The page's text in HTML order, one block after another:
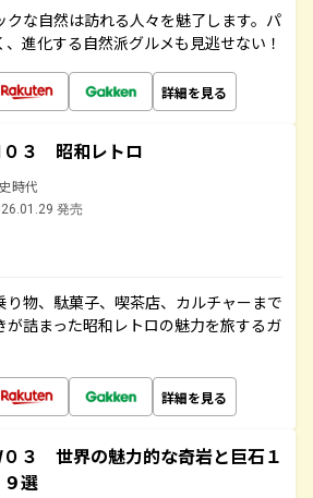
クな自然は訪れる人々を魅了します。パ
進化する自然派グルメも見逃せない！
詳細を見る
０３ 昭和レトロ
時代
発売
り物、駄菓子、喫茶店、カルチャーまで
が詰まった昭和レトロの魅力を旅するガ
詳細を見る
３ 世界の魅力的な奇岩と巨石１
９選